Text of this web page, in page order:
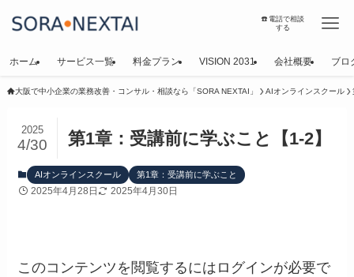
☎️電話で相談
する
ホーム サービス一覧 料金プラン VISION 2031 会社概要 ブロ
大阪で中小企業の業務改善・コンサル・相談なら「SORA NEXTAI」 AIオンラインスクール
第1章：受講前に学ぶこと【1-2】
2025
4/30
AIオンラインスクール 第1章：受講前に学ぶこと
2025年4月28日 2025年4月30日
このコンテンツを閲覧するにはログインが必要で